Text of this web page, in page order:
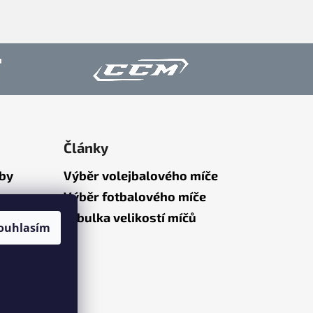
Články
Výběr volejbalového míče
Výběr fotbalového míče
Tabulka velikostí míčů